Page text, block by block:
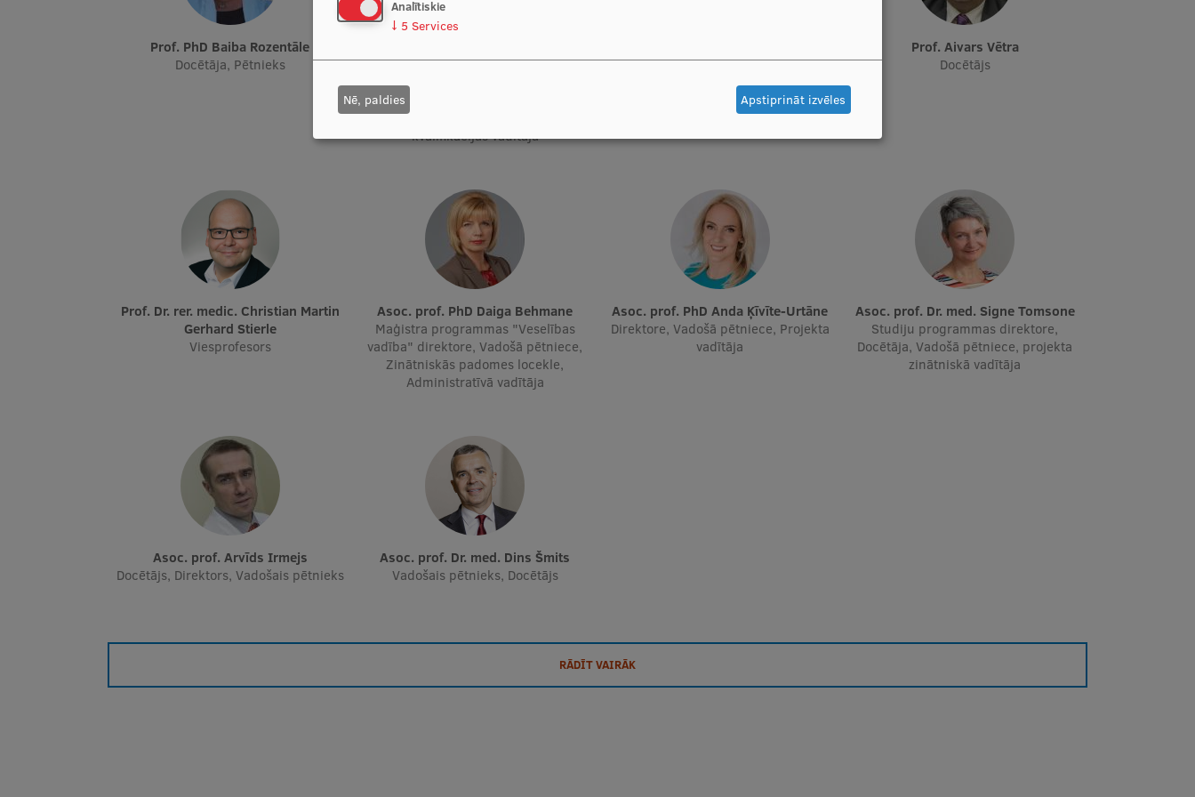
Prof. PhD Baiba Rozentāle
Docētāja, Pētnieks
Vazne
Docētāja, Vadošā pētniece, Vadošā
pētniece, Docētāja, Psiholoģiskās
sagatavošanas vecākā trenera
kvalifikācijas vadītāja
Vadošā pētniece, Projekta vadītāja,
Docētāja
Prof. Aivars Vētra
Docētājs
Prof. Dr. rer. medic. Christian Martin
Gerhard Stierle
Viesprofesors
Asoc. prof. PhD Daiga Behmane
Maģistra programmas "Veselības
vadība" direktore, Vadošā pētniece,
Zinātniskās padomes locekle,
Administratīvā vadītāja
Asoc. prof. PhD Anda Ķīvīte-Urtāne
Direktore, Vadošā pētniece, Projekta
vadītāja
Asoc. prof. Dr. med. Signe Tomsone
Studiju programmas direktore,
Docētāja, Vadošā pētniece, projekta
zinātniskā vadītāja
Asoc. prof. Arvīds Irmejs
Docētājs, Direktors, Vadošais pētnieks
Asoc. prof. Dr. med. Dins Šmits
Vadošais pētnieks, Docētājs
RĀDĪT VAIRĀK
Analītiskie
↓ 5 Services
Nē, paldies Apstiprināt izvēles